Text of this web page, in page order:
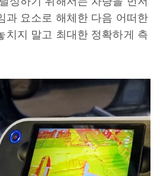
과 요소로 해체한 다음 어떠한
치지 말고 최대한 정확하게 측